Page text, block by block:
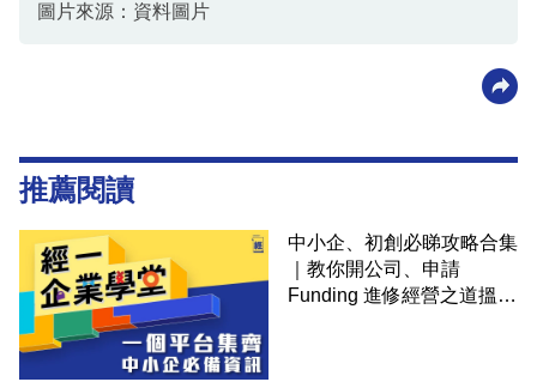
圖片來源：資料圖片
推薦閱讀
中小企、初創必睇攻略合集
｜教你開公司、申請
Funding 進修經營之道搵大